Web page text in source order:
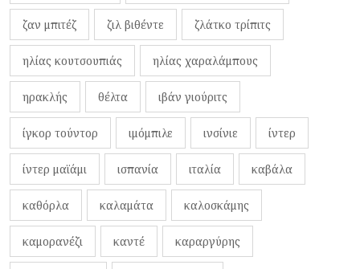
ζαν μπιτέζ ζιλ βιθέντε ζλάτκο τρίπιτς
ηλίας κουτσουπιάς ηλίας χαραλάμπους
ηρακλής θέλτα ιβάν γιούριτς
ίγκορ τούντορ ιμόμπιλε ινσίνιε ίντερ
ίντερ μαϊάμι ισπανία ιταλία καβάλα
καθόρλα καλαμάτα καλοσκάμης
καμορανέζι καντέ καραργύρης